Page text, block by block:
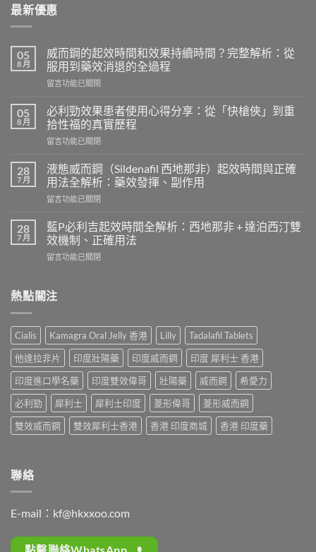
最新優惠
05
8 月
威而鋼的起效時間和效果持續時間？完整解析：從
服用到藥效消退的全過程
在
而
鋼
的
起
時
間
和
效
持
續
間？
解
服
用
到
藥
效
消
的
全
留言功能已關閉
05
8 月
必利勁效果患者使用心得分享：從「快槍俠」到重
拾性福的真實歷程
在
利
勁
效
果
者
使
用
心
享：
槍
俠」
到
重
拾
性
的
真
留言功能已關閉
28
7 月
液態威而鋼（Sildenafil 西地那非）起效時間與正確
用法全解析：藥效發揮、副作用
在
態
威
而
鋼
地
起
效
時
間
與
正
用
法
揮、
用〉
留言功能已關閉
28
7 月
藍P必利吉起效時間全解析：西地那非 + 達泊西汀雙
效機制、正確用法
在
必
利
起
效
時
間
全
解
析：
西
地
那
汀
雙
機
留言功能已關閉
熱點關注
Cialis Kamagra Oral Jelly 香港 Lilly
Tadalafil Tablets
他達拉非片
印度壯陽藥 印度威而鋼
印度 犀利士 香港
印度進口學名藥
印度雙效偉哥 壯陽藥 威而鋼
希愛力
必利勁
犀利士 犀利士印度 菱形偉哥
菱形威而鋼
雙效威而鋼
雙效犀利士香港 香港 印度商城 香港 印度藥
聯絡
E-mail： kf@hkxxoo.com